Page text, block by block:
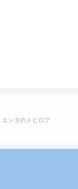
エンタのトピログ